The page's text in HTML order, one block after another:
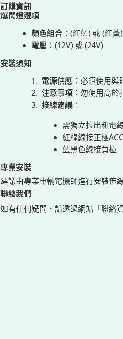
訂購資訊
爆閃燈選項
顏色組合：(紅藍) 或 (紅黃)
電壓：(12V) 或 (24V)
安裝須知
電源供應：必須使用與
注意事項：勿使用高於
接線建議：
需獨立拉出粗電
紅綠線接正極
藍黑色線接負極
專業安裝
建議由專業車輛電機師進行安裝佈
聯絡我們
如有任何疑問，請透過網站「聯絡